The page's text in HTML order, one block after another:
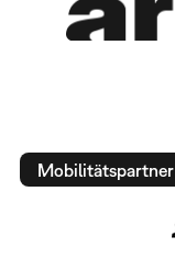
Mobilitätspartner